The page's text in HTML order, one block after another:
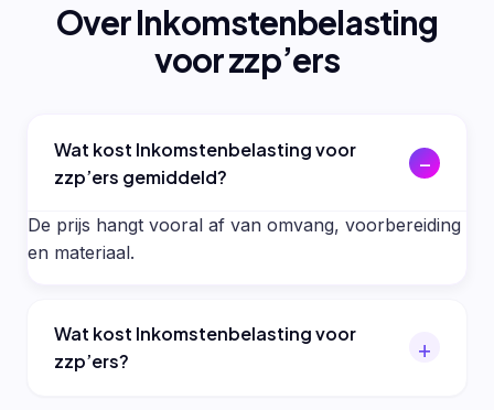
Over Inkomstenbelasting
voor zzp’ers
Wat kost Inkomstenbelasting voor
zzp’ers gemiddeld?
De prijs hangt vooral af van omvang, voorbereiding
en materiaal.
Wat kost Inkomstenbelasting voor
zzp’ers?